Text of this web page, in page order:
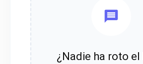
¿Nadie ha roto el